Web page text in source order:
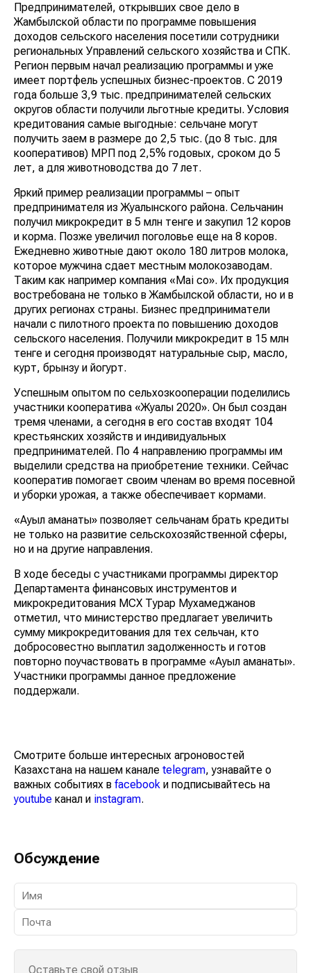
Предпринимателей, открывших свое дело в
Жамбылской области по программе повышения
доходов сельского населения посетили сотрудники
региональных Управлений сельского хозяйства и СПК.
Регион первым начал реализацию программы и уже
имеет портфель успешных бизнес-проектов. С 2019
года больше 3,9 тыс. предпринимателей сельских
округов области получили льготные кредиты. Условия
кредитования самые выгодные: сельчане могут
получить заем в размере до 2,5 тыс. (до 8 тыс. для
кооперативов) МРП под 2,5% годовых, сроком до 5
лет, а для животноводства до 7 лет.
Яркий пример реализации программы – опыт
предпринимателя из Жуалынского района. Сельчанин
получил микрокредит в 5 млн тенге и закупил 12 коров
и корма. Позже увеличил поголовье еще на 8 коров.
Ежедневно животные дают около 180 литров молока,
которое мужчина сдает местным молокозаводам.
Таким как например компания «Mai co». Их продукция
востребована не только в Жамбылской области, но и в
других регионах страны. Бизнес предприниматели
начали с пилотного проекта по повышению доходов
сельского населения. Получили микрокредит в 15 млн
тенге и сегодня производят натуральные сыр, масло,
курт, брынзу и йогурт.
Успешным опытом по сельхозкооперации поделились
участники кооператива «Жуалы 2020». Он был создан
тремя членами, а сегодня в его состав входят 104
крестьянских хозяйств и индивидуальных
предпринимателей. По 4 направлению программы им
выделили средства на приобретение техники. Сейчас
кооператив помогает своим членам во время посевной
и уборки урожая, а также обеспечивает кормами.
«Ауыл аманаты» позволяет сельчанам брать кредиты
не только на развитие сельскохозяйственной сферы,
но и на другие направления.
В ходе беседы с участниками программы директор
Департамента финансовых инструментов и
микрокредитования МСХ Турар Мухамеджанов
отметил, что министерство предлагает увеличить
сумму микрокредитования для тех сельчан, кто
добросовестно выплатил задолженность и готов
повторно поучаствовать в программе «Ауыл аманаты».
Участники программы данное предложение
поддержали.
Смотрите больше интересных агроновостей
Казахстана на нашем канале telegram, узнавайте о
важных событиях в facebook и подписывайтесь на
youtube канал и instagram.
Обсуждение